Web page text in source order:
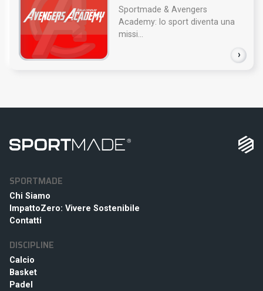
›
Sportmade & Avengers
Academy: lo sport diventa una
missi...
SPORTMADE
Chi Siamo
ImpattoZero: Vivere Sostenibile
Contatti
DISCIPLINE
Calcio
Basket
Padel